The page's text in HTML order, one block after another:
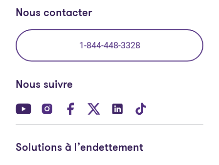
Nous contacter
1-844-448-3328
Nous suivre
(Ouvre dans un nouvel onglet)
(Ouvre dans un nouvel onglet)
(Ouvre dans un nouvel onglet)
(Ouvre dans un nouvel
(Ouvre dans un
Solutions à l’endettement